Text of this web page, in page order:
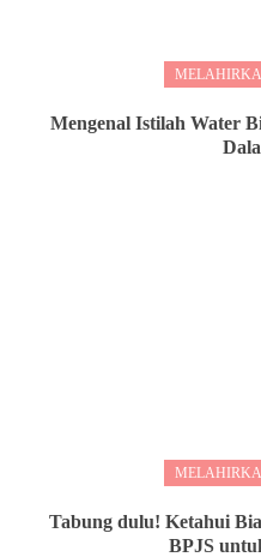
Mengenal Istilah Water
Tabung dulu! Ketahui
BPJS